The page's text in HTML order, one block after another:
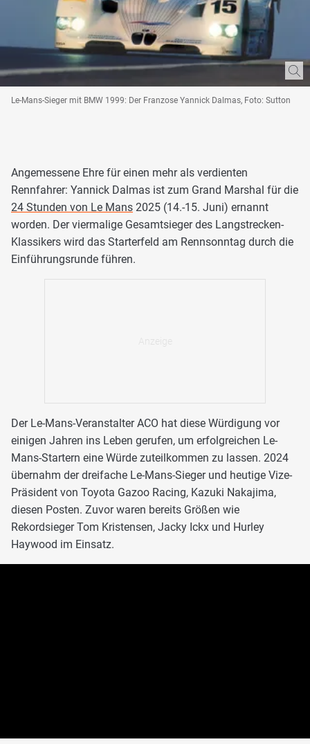
Le-Mans-Sieger mit BMW 1999: Der Franzose Yannick Dalmas, Foto: Sutton
Angemessene Ehre für einen mehr als verdienten
Rennfahrer: Yannick Dalmas ist zum Grand Marshal für die
24 Stunden von Le Mans 2025 (14.-15. Juni) ernannt
worden. Der viermalige Gesamtsieger des Langstrecken-
Klassikers wird das Starterfeld am Rennsonntag durch die
Einführungsrunde führen.
Der Le-Mans-Veranstalter ACO hat diese Würdigung vor
einigen Jahren ins Leben gerufen, um erfolgreichen Le-
Mans-Startern eine Würde zuteilkommen zu lassen. 2024
übernahm der dreifache Le-Mans-Sieger und heutige Vize-
Präsident von Toyota Gazoo Racing, Kazuki Nakajima,
diesen Posten. Zuvor waren bereits Größen wie
Rekordsieger Tom Kristensen, Jacky Ickx und Hurley
Haywood im Einsatz.